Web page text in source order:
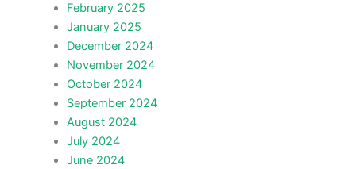
February 2025
January 2025
December 2024
November 2024
October 2024
September 2024
August 2024
July 2024
June 2024